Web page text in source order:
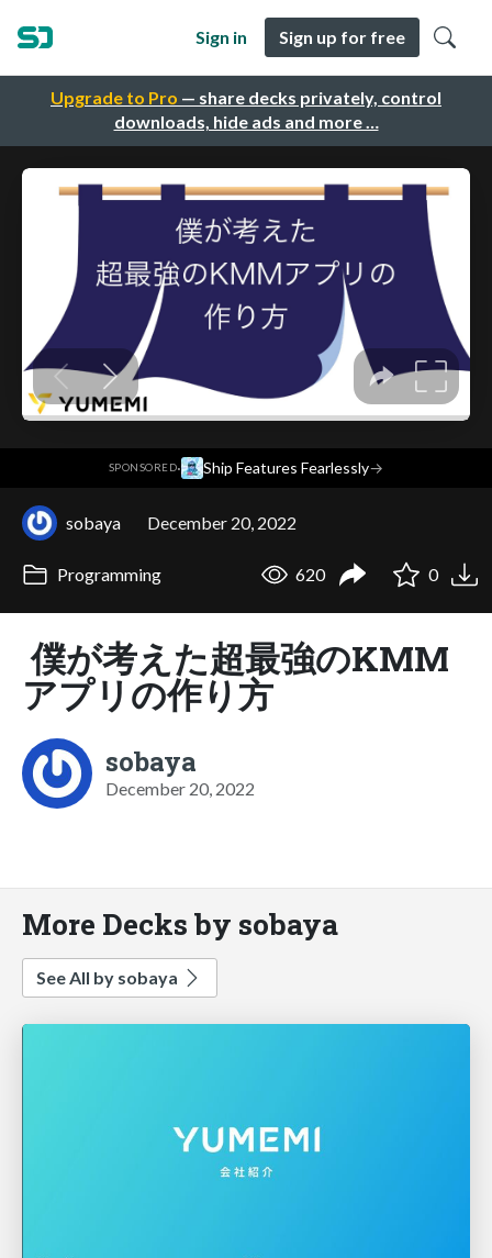
Upgrade to Pro — share decks privately, control
downloads, hide ads and more …
Sign in Sign up for free
SPONSORED· Ship Features Fearlessly→
sobaya December 20, 2022
Programming 620 0
僕が考えた超最強のKMM
アプリの作り方
sobaya
December 20, 2022
More Decks by sobaya
See All by sobaya